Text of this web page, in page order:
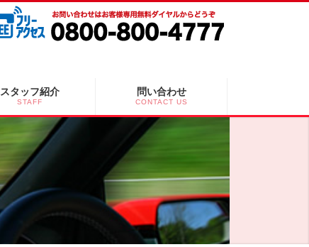
スタッフ紹介
STAFF
問い合わせ
CONTACT US